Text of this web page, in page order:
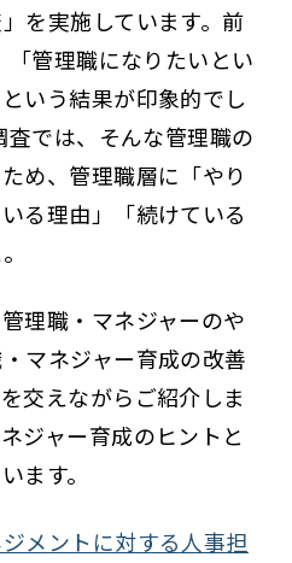
を実施しています。前
管理職になりたいとい
いう結果が印象的でし
では、そんな管理職の
め、管理職層に「やり
る理由」「続けている
理職・マネジャーのや
マネジャー育成の改善
交えながらご紹介しま
ジャー育成のヒントと
ます。
メントに対する人事担